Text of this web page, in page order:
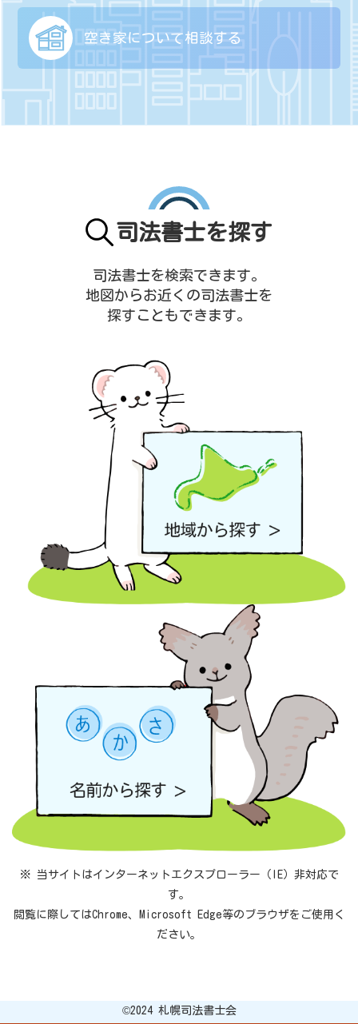
空き家について相談する
司法書士を探す
司法書士を検索できます。
地図からお近くの司法書士を
探すこともできます。
※ 当サイトはインターネットエクスプローラー（IE）非対応で
す。
閲覧に際してはChrome、Microsoft Edge等のブラウザをご使用く
ださい。
©︎2024 札幌司法書士会